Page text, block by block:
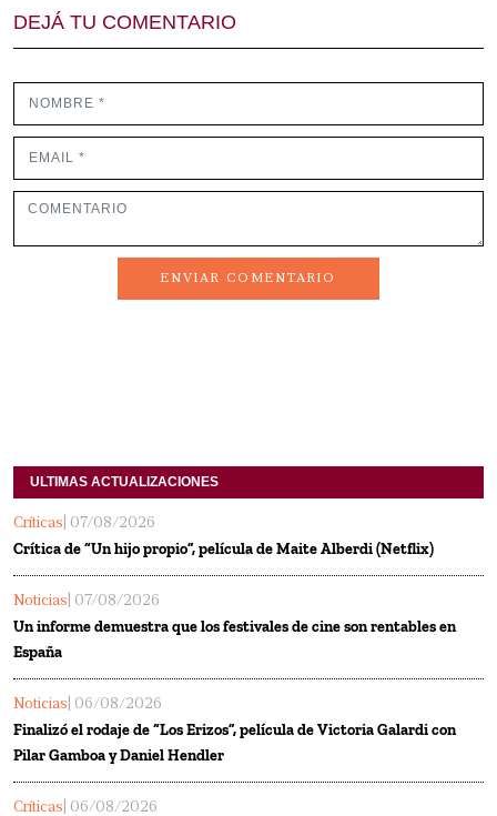
DEJÁ TU COMENTARIO
ENVIAR COMENTARIO
ULTIMAS ACTUALIZACIONES
Críticas | 07/08/2026
Crítica de “Un hijo propio”, película de Maite Alberdi (Netflix)
Noticias | 07/08/2026
Un informe demuestra que los festivales de cine son rentables en
España
Noticias | 06/08/2026
Finalizó el rodaje de “Los Erizos”, película de Victoria Galardi con
Pilar Gamboa y Daniel Hendler
Críticas | 06/08/2026